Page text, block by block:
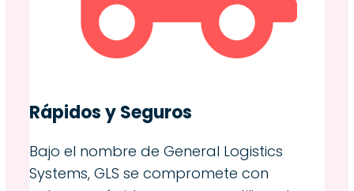
Rápidos y Seguros
Bajo el nombre de General Logistics
Systems, GLS se compromete con